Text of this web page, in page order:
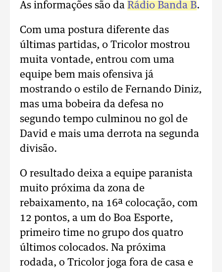
As informações são da Rádio Banda B.
Com uma postura diferente das
últimas partidas, o Tricolor mostrou
muita vontade, entrou com uma
equipe bem mais ofensiva já
mostrando o estilo de Fernando Diniz,
mas uma bobeira da defesa no
segundo tempo culminou no gol de
David e mais uma derrota na segunda
divisão.
O resultado deixa a equipe paranista
muito próxima da zona de
rebaixamento, na 16ª colocação, com
12 pontos, a um do Boa Esporte,
primeiro time no grupo dos quatro
últimos colocados. Na próxima
rodada, o Tricolor joga fora de casa e